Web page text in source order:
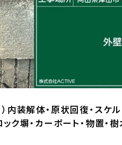
装解体・原状回復・スケ
ク塀・カーポート・物置・